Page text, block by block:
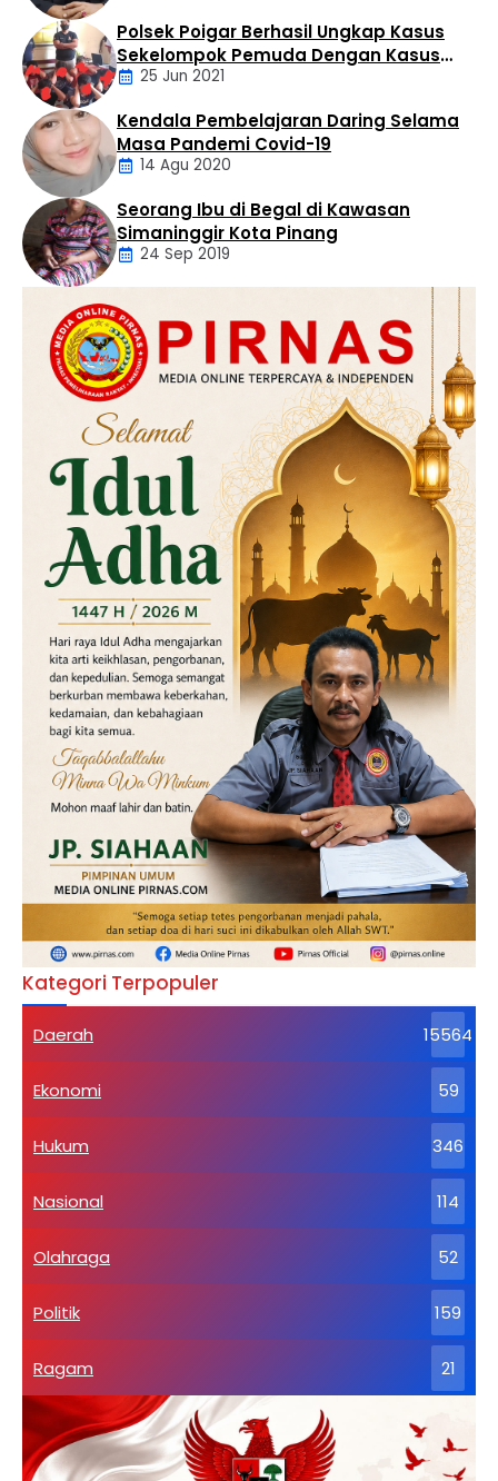
Artikel
Daerah
Polsek Poigar Berhasil Ungkap Kasus
Sekelompok Pemuda Dengan Kasus
Pencabulan
25 Jun 2021
Artikel
Kendala Pembelajaran Daring Selama
Masa Pandemi Covid-19
14 Agu 2020
Daerah
Hukum
Kriminal
Labusel
Seorang Ibu di Begal di Kawasan
Simaninggir Kota Pinang
24 Sep 2019
Kategori Terpopuler
Daerah 15564
Ekonomi 59
Hukum 346
Nasional 114
Olahraga 52
Politik 159
Ragam 21